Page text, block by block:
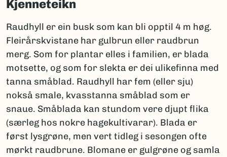
Kjenneteikn
Raudhyll er ein busk som kan bli opptil 4 m høg.
Fleirårskvistane har gulbrun eller raudbrun
merg. Som for plantar elles i familien, er blada
motsette, og som for slekta er dei ulikefinna med
tanna småblad. Raudhyll har fem (eller sju)
nokså smale, kvasstanna småblad som er
snaue. Småblada kan stundom vere djupt flika
(særleg hos nokre hagekultivarar). Blada er
først lysgrøne, men vert tidleg i sesongen ofte
mørkt raudbrune. Blomane er gulgrøne og samla